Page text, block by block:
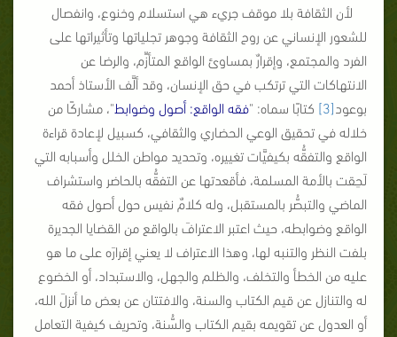
لأن الثقافة بلا موقف جريء هي استسلام وخنوع، وانفصال
للشعور الإنساني عن روح الثقافة وجوهر تجلياتها وتأثيراتها على
الفرد والمجتمع، وإقرارٌ بمساوئ الواقع المتأزِّم، والرضا عن
الانتهاكات التي ترتكب في حق الإنسان، وقد ألَّف الأستاذ أحمد
بوعود[3] كتابًا سماه: "فقه الواقع: أصول وضوابط"، مشاركًا من
خلاله في تحقيق الوعي الحضاري والثقافي، كسبيل لإعادة قراءة
الواقع والتفقُّه بكيفيَّات تغييره، وتحديد مواطن الخلل وأسبابه التي
لَحِقت بالأمة المسلمة، فأقعدتها عن التفقُّه بالحاضر واستشراف
الماضي والتبصُّر بالمستقبل، وله كلامٌ نفيس حول أصول فقه
الواقع وضوابطه، حيث اعتبر الاعترافَ بالواقع من القضايا الجديرة
بلفت النظر والتنبه لها، وهذا الاعتراف لا يعني إقرارَه على ما هو
عليه من الخطأ والتخلف، والظلم والجهل، والاستبداد، أو الخضوع
له والتنازل عن قيم الكتاب والسنة، والافتتان عن بعض ما أنزلَ الله،
أو العدول عن تقويمه بقيم الكتاب والسُّنة، وتحريف كيفية التعامل